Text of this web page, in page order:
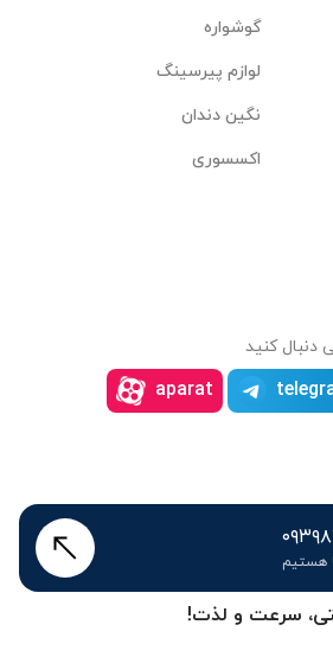
سرعت و لذت!
گوشواره
لوازم پیرسینگ
نگین دندان
اکسسوری
دنبال کنید
aparat
هستیم